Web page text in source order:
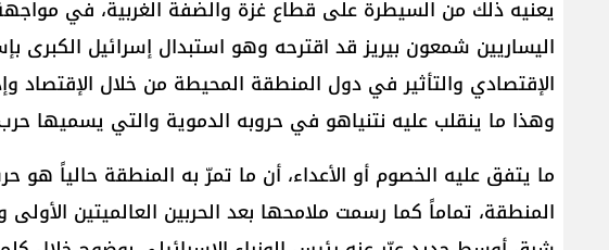
يعنيه ذلك من السيطرة على قطاع غزة والضفة الغربية، في مواجهة
اليساريين شمعون بيريز قد اقترحه وهو استبدال إسرائيل الكبرى
الإقتصادي والتأثير في دول المنطقة المحيطة من خلال الإقتصاد
وهذا ما ينقلب عليه نتنياهو في حروبه الدموية والتي يسميها
ما يتفق عليه الخصوم أو الأعداء، أن ما تمرّ به المنطقة حالياً
المنطقة، تماماً كما رسمت ملامحها بعد الحربين العالميتين الأولى